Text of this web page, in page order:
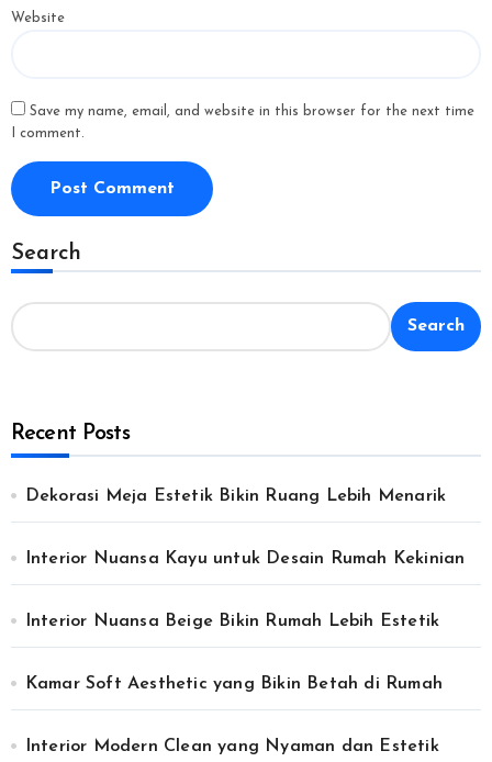
Website
Save my name, email, and website in this browser for the next time
I comment.
Search
Search
Recent Posts
Dekorasi Meja Estetik Bikin Ruang Lebih Menarik
Interior Nuansa Kayu untuk Desain Rumah Kekinian
Interior Nuansa Beige Bikin Rumah Lebih Estetik
Kamar Soft Aesthetic yang Bikin Betah di Rumah
Interior Modern Clean yang Nyaman dan Estetik